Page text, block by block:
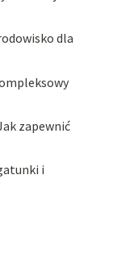
dla
zapewnić
i